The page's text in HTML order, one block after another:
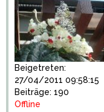
Beigetreten:
27/04/2011 09:58:15
Beiträge: 190
Offline